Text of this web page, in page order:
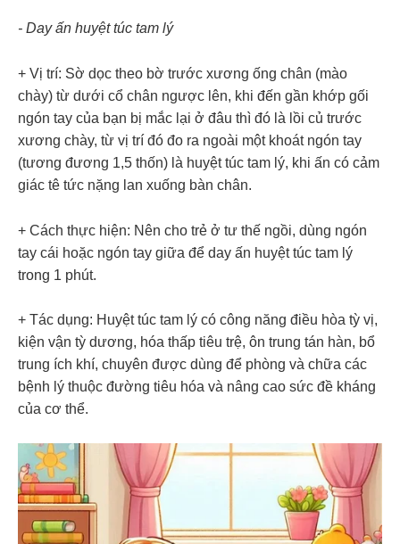
- Day ấn huyệt túc tam lý
+ Vị trí: Sờ dọc theo bờ trước xương ống chân (mào
chày) từ dưới cổ chân ngược lên, khi đến gần khớp gối
ngón tay của bạn bị mắc lại ở đâu thì đó là lồi củ trước
xương chày, từ vị trí đó đo ra ngoài một khoát ngón tay
(tương đương 1,5 thốn) là huyệt túc tam lý, khi ấn có cảm
giác tê tức nặng lan xuống bàn chân.
+ Cách thực hiện: Nên cho trẻ ở tư thế ngồi, dùng ngón
tay cái hoặc ngón tay giữa để day ấn huyệt túc tam lý
trong 1 phút.
+ Tác dụng: Huyệt túc tam lý có công năng điều hòa tỳ vị,
kiện vận tỳ dương, hóa thấp tiêu trệ, ôn trung tán hàn, bổ
trung ích khí, chuyên được dùng để phòng và chữa các
bệnh lý thuộc đường tiêu hóa và nâng cao sức đề kháng
của cơ thể.